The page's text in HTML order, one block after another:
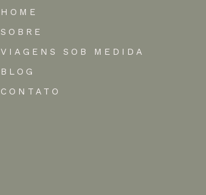
HOME
SOBRE
VIAGENS SOB MEDIDA
BLOG
CONTATO